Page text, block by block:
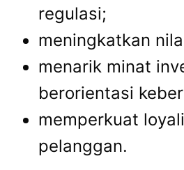
regulasi;
meningkatkan
menarik minat
berorientasi
memperkuat
pelanggan.